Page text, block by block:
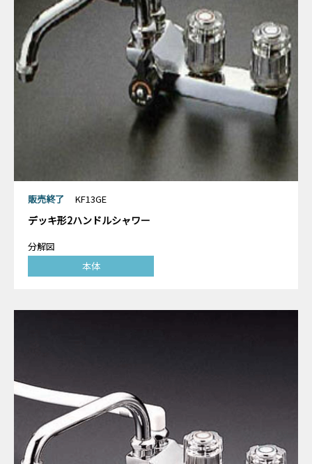
販売終了 KF13GE
デッキ形2ハンドルシャワー
分解図
本体